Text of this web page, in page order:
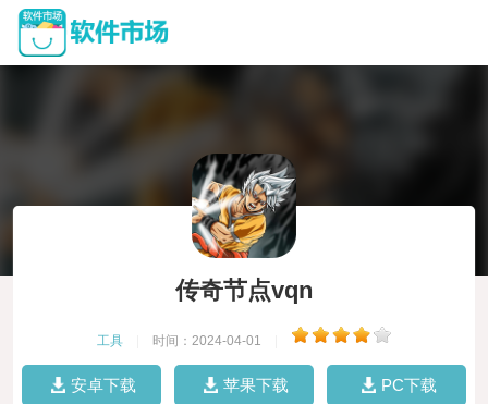
传奇节点vqn
工具 时间：2024-04-01
安卓下载 苹果下载 PC下载